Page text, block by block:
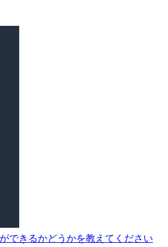
できるかどうかを教えてください